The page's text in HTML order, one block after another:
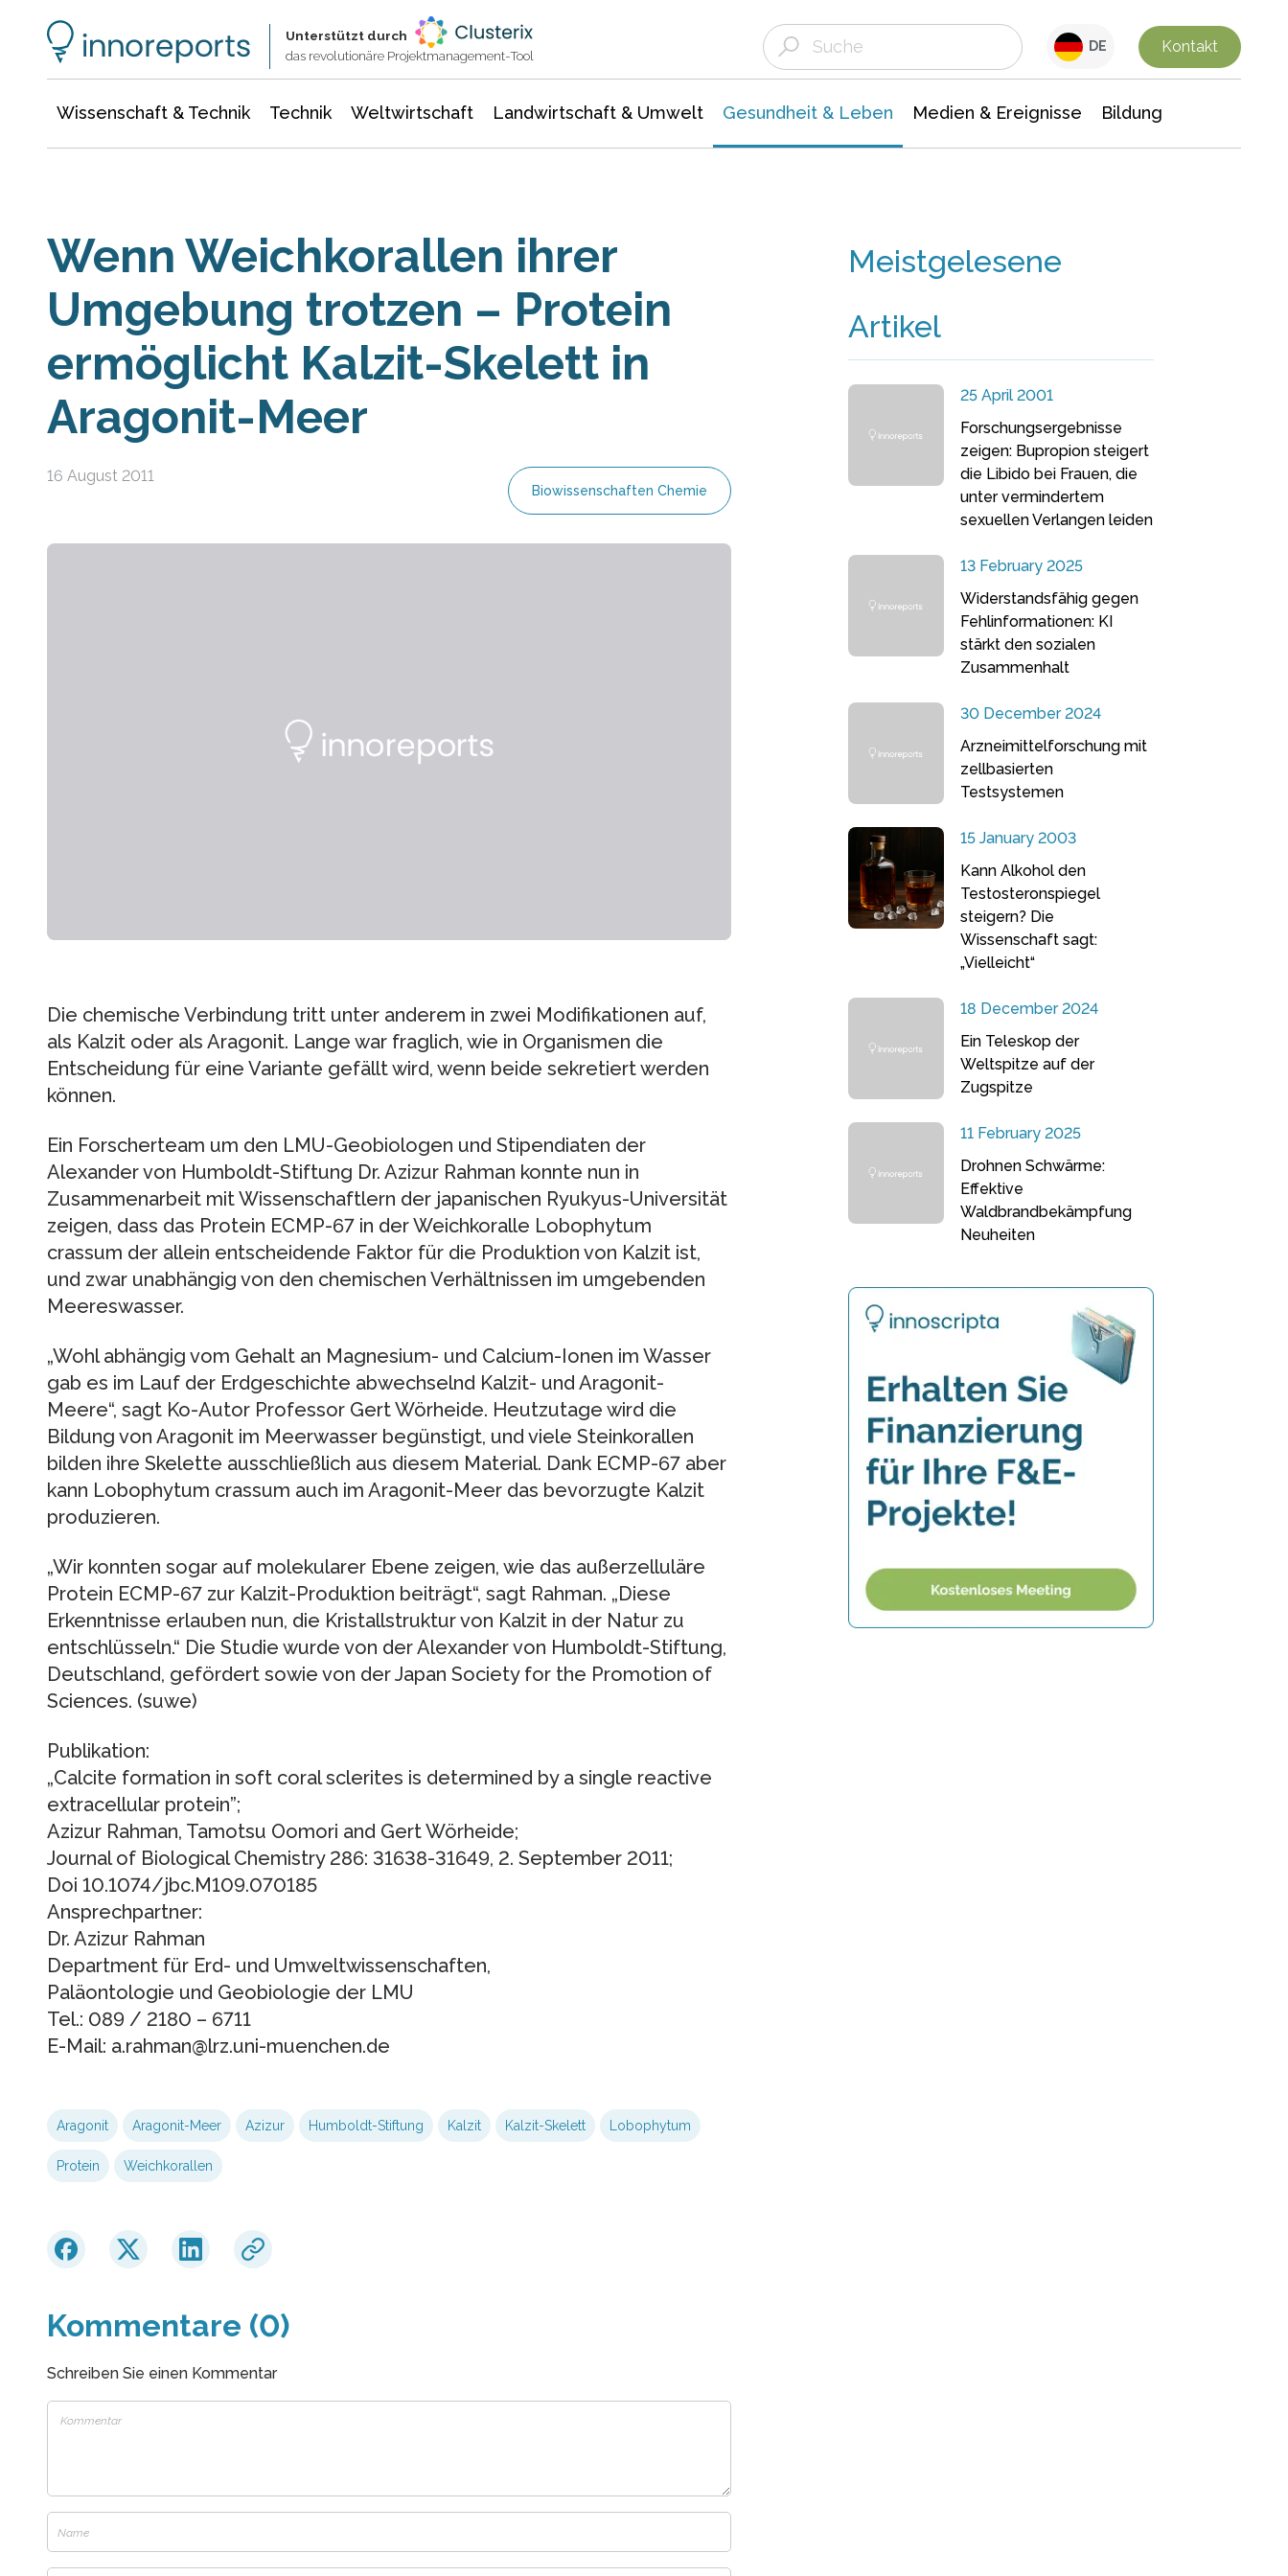
Unterstützt durch
das revolutionäre Projektmanagement-Tool
DE Kontakt
Wissenschaft & Technik Technik Weltwirtschaft Landwirtschaft & Umwelt Gesundheit & Leben Medien & Ereignisse Bildung
Wenn Weichkorallen ihrer
Umgebung trotzen – Protein
ermöglicht Kalzit-Skelett in
Aragonit-Meer
16 August 2011
Biowissenschaften Chemie
Die chemische Verbindung tritt unter anderem in zwei Modifikationen auf,
als Kalzit oder als Aragonit. Lange war fraglich, wie in Organismen die
Entscheidung für eine Variante gefällt wird, wenn beide sekretiert werden
können.
Ein Forscherteam um den LMU-Geobiologen und Stipendiaten der
Alexander von Humboldt-Stiftung Dr. Azizur Rahman konnte nun in
Zusammenarbeit mit Wissenschaftlern der japanischen Ryukyus-Universität
zeigen, dass das Protein ECMP-67 in der Weichkoralle Lobophytum
crassum der allein entscheidende Faktor für die Produktion von Kalzit ist,
und zwar unabhängig von den chemischen Verhältnissen im umgebenden
Meereswasser.
„Wohl abhängig vom Gehalt an Magnesium- und Calcium-Ionen im Wasser
gab es im Lauf der Erdgeschichte abwechselnd Kalzit- und Aragonit-
Meere“, sagt Ko-Autor Professor Gert Wörheide. Heutzutage wird die
Bildung von Aragonit im Meerwasser begünstigt, und viele Steinkorallen
bilden ihre Skelette ausschließlich aus diesem Material. Dank ECMP-67 aber
kann Lobophytum crassum auch im Aragonit-Meer das bevorzugte Kalzit
produzieren.
„Wir konnten sogar auf molekularer Ebene zeigen, wie das außerzelluläre
Protein ECMP-67 zur Kalzit-Produktion beiträgt“, sagt Rahman. „Diese
Erkenntnisse erlauben nun, die Kristallstruktur von Kalzit in der Natur zu
entschlüsseln.“ Die Studie wurde von der Alexander von Humboldt-Stiftung,
Deutschland, gefördert sowie von der Japan Society for the Promotion of
Sciences. (suwe)
Publikation:
„Calcite formation in soft coral sclerites is determined by a single reactive
extracellular protein”;
Azizur Rahman, Tamotsu Oomori and Gert Wörheide;
Journal of Biological Chemistry 286: 31638-31649, 2. September 2011;
Doi 10.1074/jbc.M109.070185
Ansprechpartner:
Dr. Azizur Rahman
Department für Erd- und Umweltwissenschaften,
Paläontologie und Geobiologie der LMU
Tel.: 089 / 2180 – 6711
E-Mail: a.rahman@lrz.uni-muenchen.de
Aragonit Aragonit-Meer Azizur Humboldt-Stiftung Kalzit Kalzit-Skelett Lobophytum
Protein Weichkorallen
Kommentare (0)
Schreiben Sie einen Kommentar
Meistgelesene
Artikel
25 April 2001
Forschungsergebnisse
zeigen: Bupropion steigert
die Libido bei Frauen, die
unter vermindertem
sexuellen Verlangen leiden
13 February 2025
Widerstandsfähig gegen
Fehlinformationen: KI
stärkt den sozialen
Zusammenhalt
30 December 2024
Arzneimittelforschung mit
zellbasierten
Testsystemen
15 January 2003
Kann Alkohol den
Testosteronspiegel
steigern? Die
Wissenschaft sagt:
„Vielleicht“
18 December 2024
Ein Teleskop der
Weltspitze auf der
Zugspitze
11 February 2025
Drohnen Schwärme:
Effektive
Waldbrandbekämpfung
Neuheiten